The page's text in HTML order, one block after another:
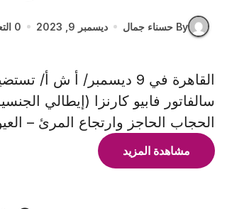
By حسناء جمال ديسمبر 9, 2023 0 التعليق
القاهرة في 9 ديسمبر/ أ
سالفاتور فابيو كارنزا (إيطالي
الحجاب الحاجز وارتجاع المرئ –
مشاهدة المزيد